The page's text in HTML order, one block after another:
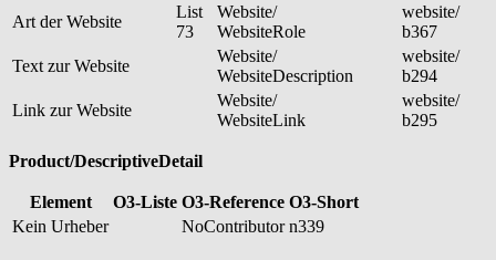
Art der Website
List
73
Website/
WebsiteRole
website/
b367
Text zur Website
Website/
WebsiteDescription
website/
b294
Link zur Website
Website/
WebsiteLink
website/
b295
Product/DescriptiveDetail
Element O3-Liste O3-Reference O3-Short
Kein Urheber
NoContributor n339